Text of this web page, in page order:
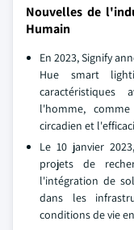
Nouvelles de
Humain
En 2023, Signify
Hue smart
caractéristiques
l'homme,
circadien et
Le 10 janvier
projets de
l'intégration de
dans les
conditions de vie